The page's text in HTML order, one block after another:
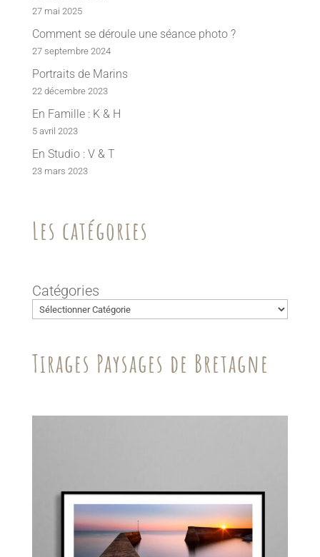
27 mai 2025
Comment se déroule une séance photo ?
27 septembre 2024
Portraits de Marins
22 décembre 2023
En Famille : K & H
5 avril 2023
En Studio : V & T
23 mars 2023
Les catégories
Catégories
Tirages Paysages de Bretagne